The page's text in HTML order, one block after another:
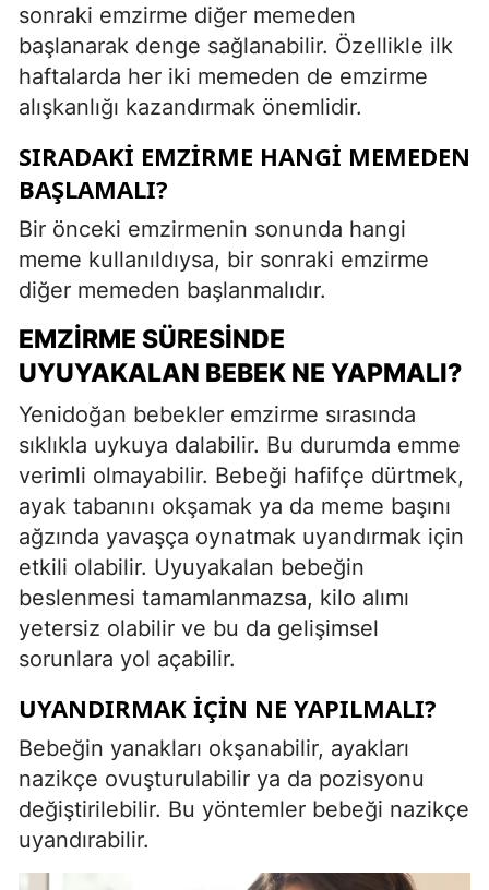
sonraki emzirme diğer memeden
başlanarak denge sağlanabilir. Özellikle ilk
haftalarda her iki memeden de emzirme
alışkanlığı kazandırmak önemlidir.
SIRADAKI EMZIRME HANGI MEMEDEN
BAŞLAMALI?
Bir önceki emzirmenin sonunda hangi
meme kullanıldıysa, bir sonraki emzirme
diğer memeden başlanmalıdır.
EMZIRME SÜRESINDE
UYUYAKALAN BEBEK NE YAPMALI?
Yenidoğan bebekler emzirme sırasında
sıklıkla uykuya dalabilir. Bu durumda emme
verimli olmayabilir. Bebeği hafifçe dürtmek,
ayak tabanını okşamak ya da meme başını
ağzında yavaşça oynatmak uyandırmak için
etkili olabilir. Uyuyakalan bebeğin
beslenmesi tamamlanmazsa, kilo alımı
yetersiz olabilir ve bu da gelişimsel
sorunlara yol açabilir.
UYANDIRMAK İÇIN NE YAPILMALI?
Bebeğin yanakları okşanabilir, ayakları
nazikçe ovuşturulabilir ya da pozisyonu
değiştirilebilir. Bu yöntemler bebeği nazikçe
uyandırabilir.